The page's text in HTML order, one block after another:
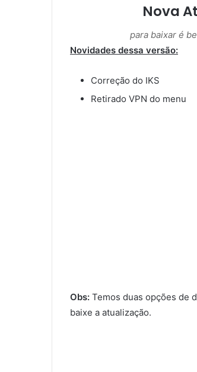
Nova
para baixar é
Novidades dessa versão:
Correção do IKS
Retirado VPN do menu
Obs: Temos duas opções de
baixe a atualização.